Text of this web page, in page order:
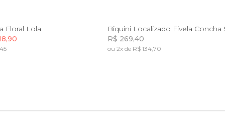
P M
Floral Lola
PP P G
Biquini Localizado Fivela Concha
R$ 269,40
ou 2x de R$ 134,70